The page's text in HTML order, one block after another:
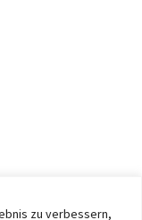
zu verbessern,